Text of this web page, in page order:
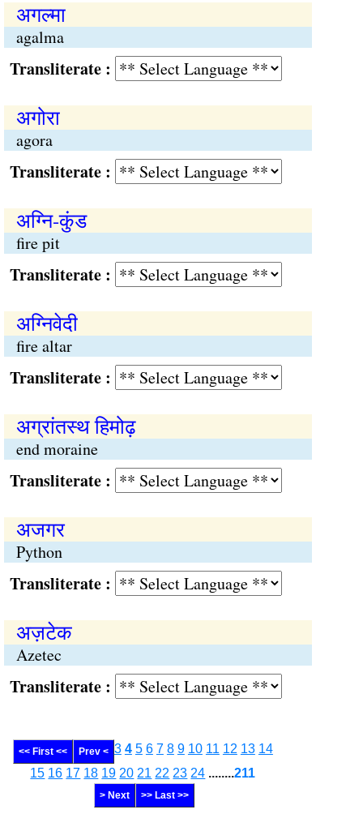
अगल्मा
agalma
:
अगोरा
agora
:
अग्नि-कुंड
fire pit
:
अग्निवेदी
fire altar
:
अग्रांतस्थ हिमोढ़
end moraine
:
अजगर
Python
:
अज़टेक
Azetec
:
<< First << Prev < 3 4 5 6 7 8 9 10 11 12 13 14
15 16 17 18 19 20 21 22 23 24 ........211
> Next >> Last >>